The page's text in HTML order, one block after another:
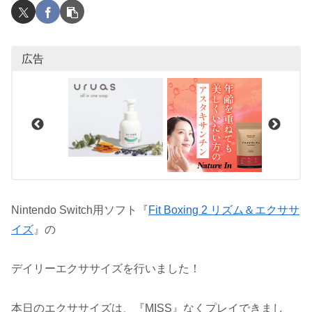
広告
Nintendo Switch用ソフト『Fit Boxing 2 リズム＆エクササ
イズ 』の
デイリーエクササイズを行いました！
本日のエクササイズは、『MISS』なくプレイできまし